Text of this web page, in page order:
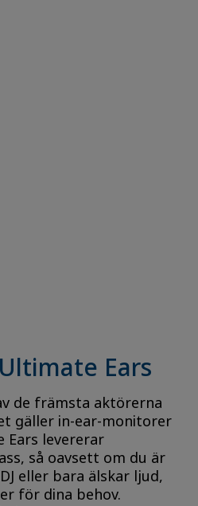
Ears
de främsta aktörerna
gäller in-ear-monitorer
Ears levererar
så oavsett om du är
eller bara älskar ljud,
för dina behov.